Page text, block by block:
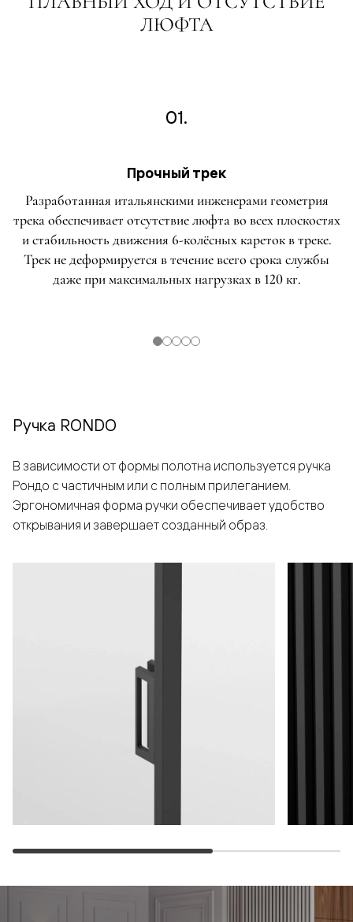
ЛЮФТА
01.
Прочный трек
Разработанная итальянскими инженерами геометрия
трека обеспечивает отсутствие люфта во всех плоскостях
и стабильность движения 6-колёсных кареток в треке.
Трек не деформируется в течение всего срока службы
даже при максимальных нагрузках в 120 кг.
Ручка RONDO
В зависимости от формы полотна используется ручка
Рондо с частичным или с полным прилеганием.
Эргономичная форма ручки обеспечивает удобство
открывания и завершает созданный образ.